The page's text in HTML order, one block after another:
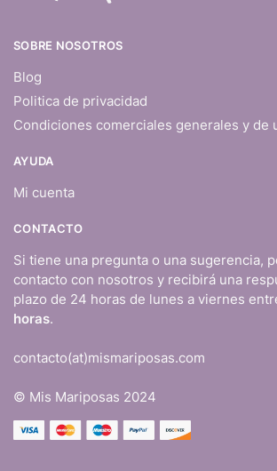
SOBRE NOSOTROS
Blog
Politica de privacidad
Condiciones comerciales generales y de
AYUDA
Mi cuenta
CONTACTO
Si tiene una pregunta o una sugerencia,
contacto con nosotros y recibirá una
plazo de 24 horas de lunes a viernes
horas.
contacto(at)mismariposas.com
© Mis Mariposas 2024